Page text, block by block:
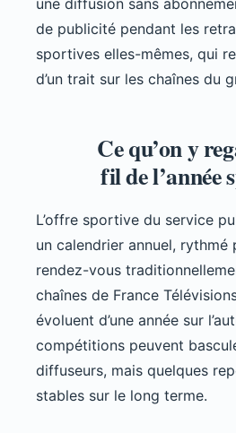
de publicité pendant les
sportives elles-mêmes, qui
d’un trait sur les chaînes du
Ce qu’on y
fil de l’année
L’offre sportive du service
un calendrier annuel, rythmé
rendez-vous
chaînes de France
évoluent d’une année sur
compétitions peuvent
diffuseurs, mais quelques
stables sur le long terme.